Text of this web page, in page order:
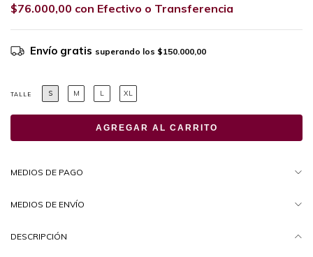
$76.000,00 con Efectivo o Transferencia
Envío gratis superando los $150.000,00
TALLE S M L XL
MEDIOS DE PAGO
MEDIOS DE ENVÍO
DESCRIPCIÓN